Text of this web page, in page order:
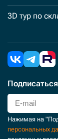
3D тур по
Подписаться
Нажимая на
персональных